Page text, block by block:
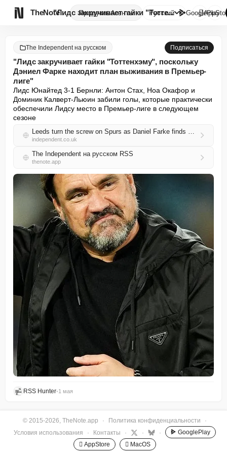
TheNote ПродуктыАгенты
"Лидс закручивает гайки "Тотте...
Русский GooglePlay

The Independent на русском Подписаться
"Лидс закручивает гайки "Тоттенхэму", поскольку
Дэниел Фарке находит план выживания в Премьер-
лиге"
Лидс Юнайтед 3-1 Бернли: Антон Стах, Ноа Окафор и
Доминик Калверт-Льюин забили голы, которые практически
обеспечили Лидсу место в Премьер-лиге в следующем
сезоне
Leeds turn the screw on Spurs as Daniel Farke finds blueprint for Premier League survival
independent.co.uk
The Independent на русском RSS
thenote.app
RSS Hunter•1 мая
© 2015-2026, TheNote.app · Политика конфиденциальности
·
Условия использования
· Контакты · · ·
GooglePlay
 AppStore
 MacOS